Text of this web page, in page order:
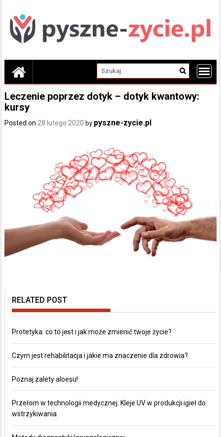
content
Leczenie poprzez dotyk – dotyk kwantowy:
kursy
Posted on 28 lutego 2020 by pyszne-zycie.pl
RELATED POST
Protetyka: co to jest i jak może zmienić twoje życie?
Czym jest rehabilitacja i jakie ma znaczenie dla zdrowia?
Poznaj zalety aloesu!
Przełom w technologii medycznej: Kleje UV w produkcji igieł do
wstrzykiwania